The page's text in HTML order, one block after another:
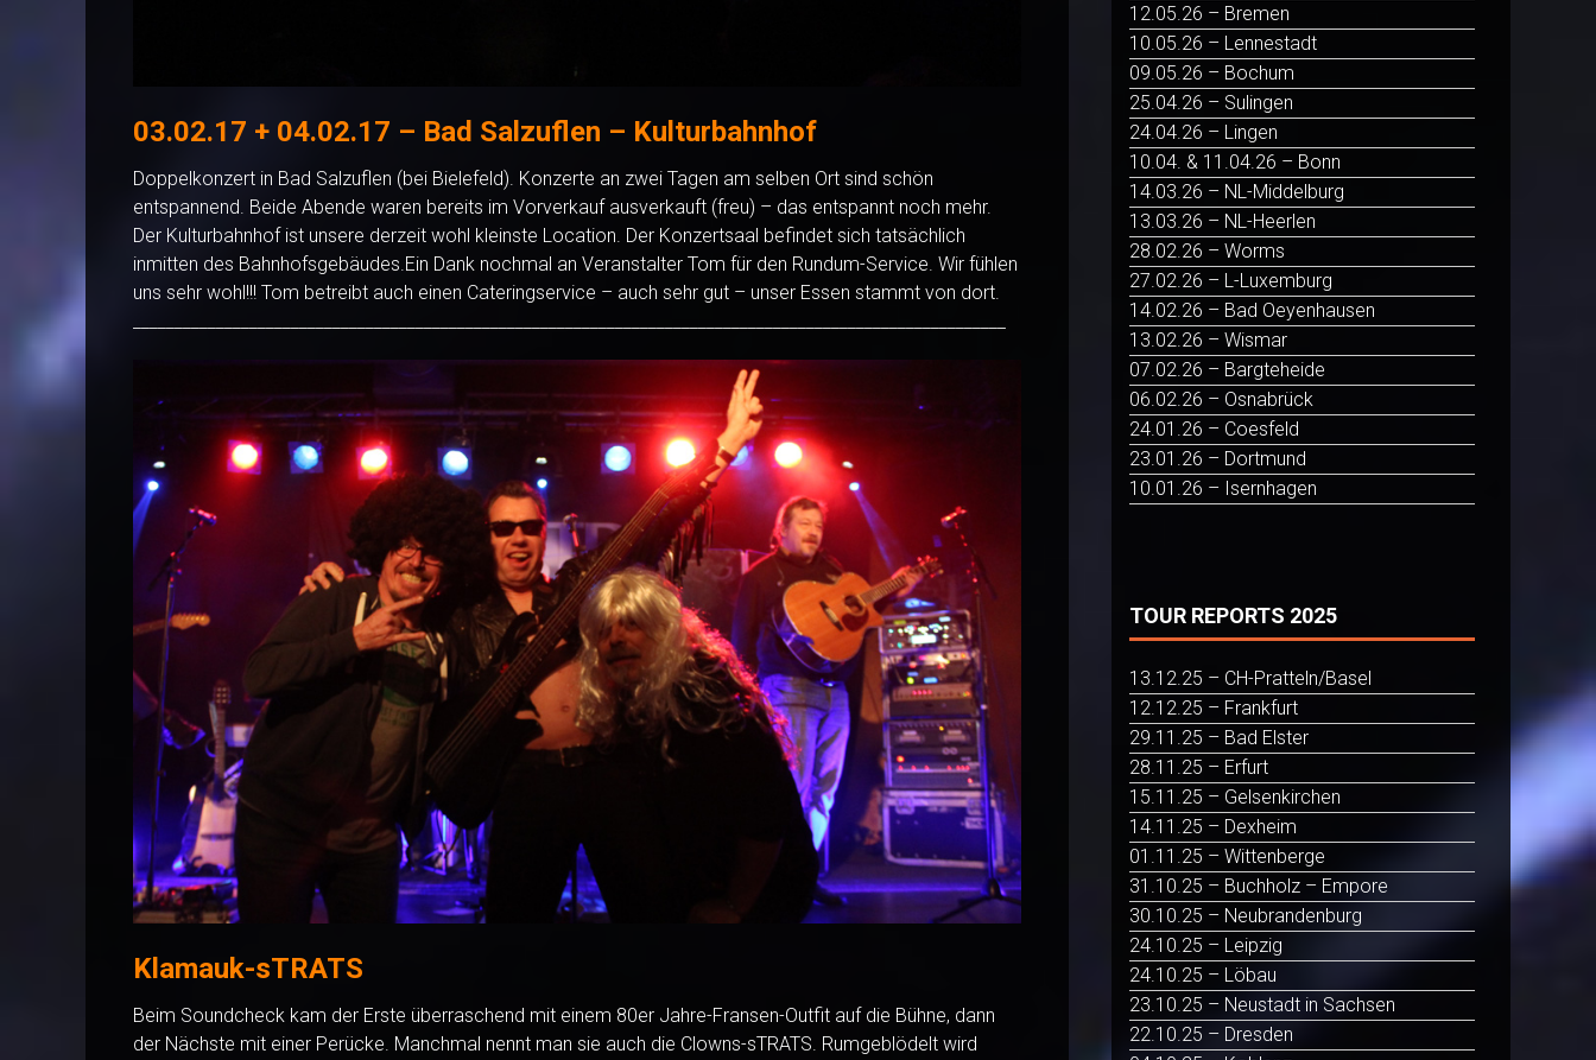
03.02.17 + 04.02.17 – Bad Salzuflen – Kulturbahnhof
Doppelkonzert in Bad Salzuflen (bei Bielefeld). Konzerte an zwei Tagen am selben Ort sind schön
entspannend. Beide Abende waren bereits im Vorverkauf ausverkauft (freu) – das entspannt noch mehr.
Der Kulturbahnhof ist unsere derzeit wohl kleinste Location. Der Konzertsaal befindet sich tatsächlich
inmitten des Bahnhofsgebäudes.Ein Dank nochmal an Veranstalter Tom für den Rundum-Service. Wir fühlen
uns sehr wohl!!! Tom betreibt auch einen Cateringservice – auch sehr gut – unser Essen stammt von dort.
Klamauk-sTRATS
Beim Soundcheck kam der Erste überraschend mit einem 80er Jahre-Fransen-Outfit auf die Bühne, dann
der Nächste mit einer Perücke. Manchmal nennt man sie auch die Clowns-sTRATS. Rumgeblödelt wird
12.05.26 – Bremen
10.05.26 – Lennestadt
09.05.26 – Bochum
25.04.26 – Sulingen
24.04.26 – Lingen
10.04. & 11.04.26 – Bonn
14.03.26 – NL-Middelburg
13.03.26 – NL-Heerlen
28.02.26 – Worms
27.02.26 – L-Luxemburg
14.02.26 – Bad Oeyenhausen
13.02.26 – Wismar
07.02.26 – Bargteheide
06.02.26 – Osnabrück
24.01.26 – Coesfeld
23.01.26 – Dortmund
10.01.26 – Isernhagen
TOUR REPORTS 2025
13.12.25 – CH-Pratteln/Basel
12.12.25 – Frankfurt
29.11.25 – Bad Elster
28.11.25 – Erfurt
15.11.25 – Gelsenkirchen
14.11.25 – Dexheim
01.11.25 – Wittenberge
31.10.25 – Buchholz – Empore
30.10.25 – Neubrandenburg
24.10.25 – Leipzig
24.10.25 – Löbau
23.10.25 – Neustadt in Sachsen
22.10.25 – Dresden